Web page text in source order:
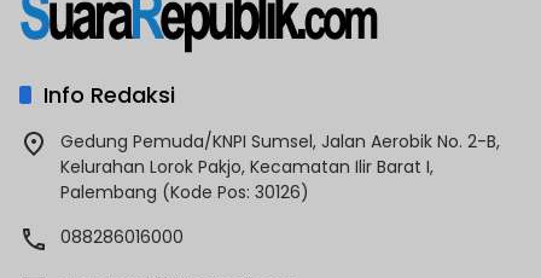
Info Redaksi
Gedung Pemuda/KNPI Sumsel, Jalan Aerobik No. 2-B,
Kelurahan Lorok Pakjo, Kecamatan Ilir Barat I,
Palembang (Kode Pos: 30126)
088286016000